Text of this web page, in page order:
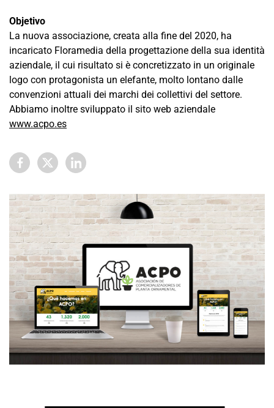
Objetivo
La nuova associazione, creata alla fine del 2020, ha
incaricato Floramedia della progettazione della sua identità
aziendale, il cui risultato si è concretizzato in un originale
logo con protagonista un elefante, molto lontano dalle
convenzioni attuali dei marchi dei collettivi del settore.
Abbiamo inoltre sviluppato il sito web aziendale
www.acpo.es